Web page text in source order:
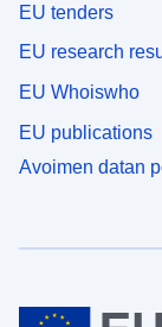
EU tenders
EU research
EU Whoiswho
EU publications
Avoimen datan